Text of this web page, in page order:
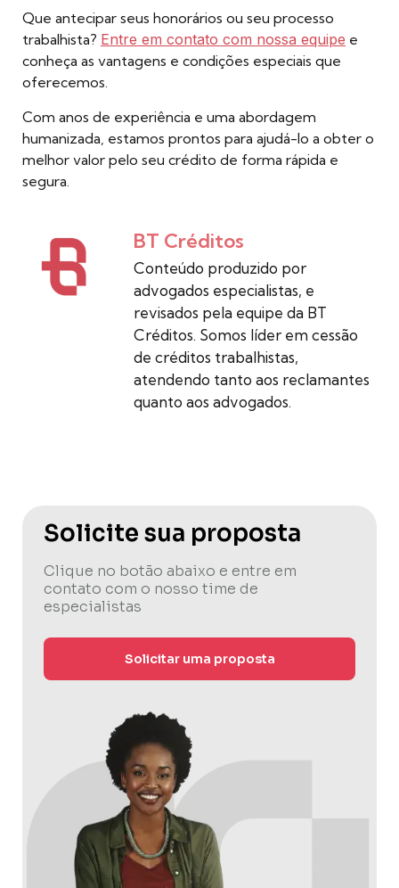
Que antecipar seus honorários ou seu processo
trabalhista? Entre em contato com nossa equipe e
conheça as vantagens e condições especiais que
oferecemos.
Com anos de experiência e uma abordagem
humanizada, estamos prontos para ajudá-lo a obter o
melhor valor pelo seu crédito de forma rápida e
segura.
BT Créditos
Conteúdo produzido por
advogados especialistas, e
revisados pela equipe da BT
Créditos. Somos líder em cessão
de créditos trabalhistas,
atendendo tanto aos reclamantes
quanto aos advogados.
Solicite sua proposta
Clique no botão abaixo e entre em
contato com o nosso time de
especialistas
Solicitar uma proposta